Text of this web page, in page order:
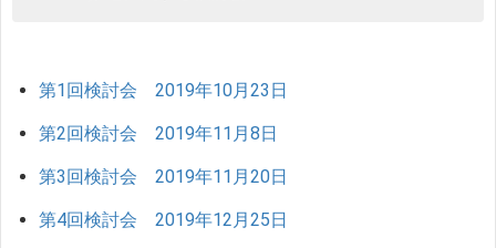
第1回検討会 2019年10月23日
第2回検討会 2019年11月8日
第3回検討会 2019年11月20日
第4回検討会 2019年12月25日